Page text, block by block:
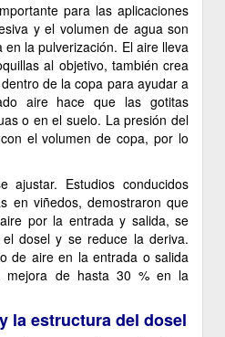
para las aplicaciones
y el volumen de agua son
la pulverización. El aire lleva
al objetivo, también crea
de la copa para ayudar a
aire hace que las gotitas
o en el suelo. La presión del
el volumen de copa, por lo
ajustar. Estudios conducidos
en viñedos, demostraron que
por la entrada y salida, se
dosel y se reduce la deriva.
de aire en la entrada o salida
mejora de hasta 30 % en la
la estructura del dosel